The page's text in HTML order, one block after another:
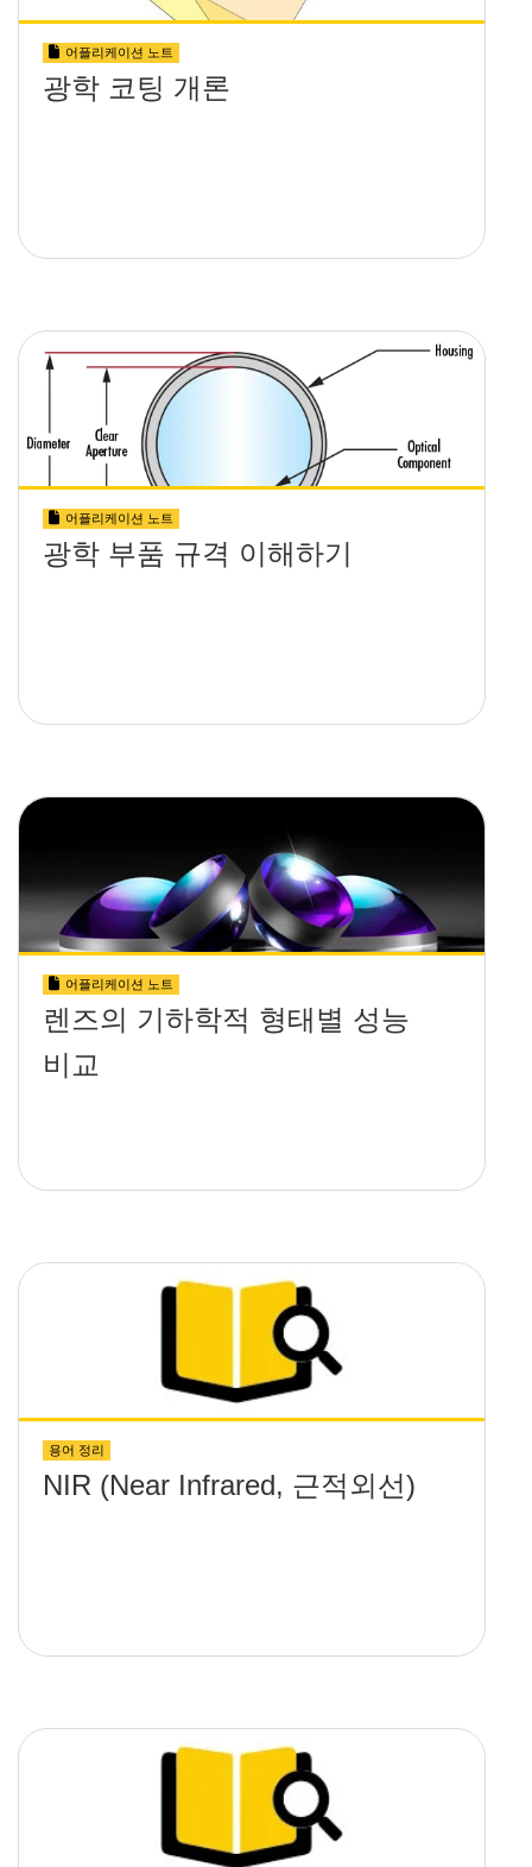
어플리케이션 노트
광학 코팅 개론
어플리케이션 노트
광학 부품 규격 이해하기
어플리케이션 노트
렌즈의 기하학적 형태별 성능
비교
용어 정리
NIR (Near Infrared, 근적외선)